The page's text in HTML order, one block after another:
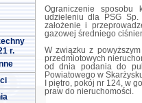
r.
Ograniczenie sposobu
udzieleniu dla PSG
założenie i
gazowej średniego
W związku z
przedmiotowych
od dnia podania do
Powiatowego w
I piętro, pokój nr 124, w
praw do nieruchomości.